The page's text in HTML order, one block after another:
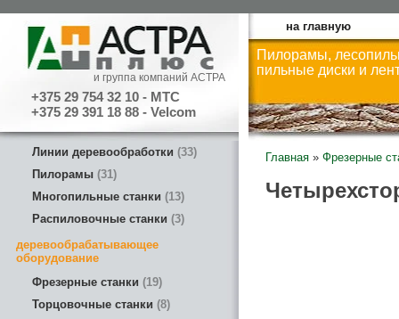
и группа компаний АСТРА
+375 29 754 32 10 - МТС
+375 29 391 18 88 - Velcom
на главную
Пилорамы,
пильные диски и
Линии деревообработки 33
Пилорамы 31
Многопильные станки
13
Распиловочные станки 3
деревообрабатывающее
оборудование
Фрезерные станки
19
Торцовочные станки 8
Главная » Фрезерные